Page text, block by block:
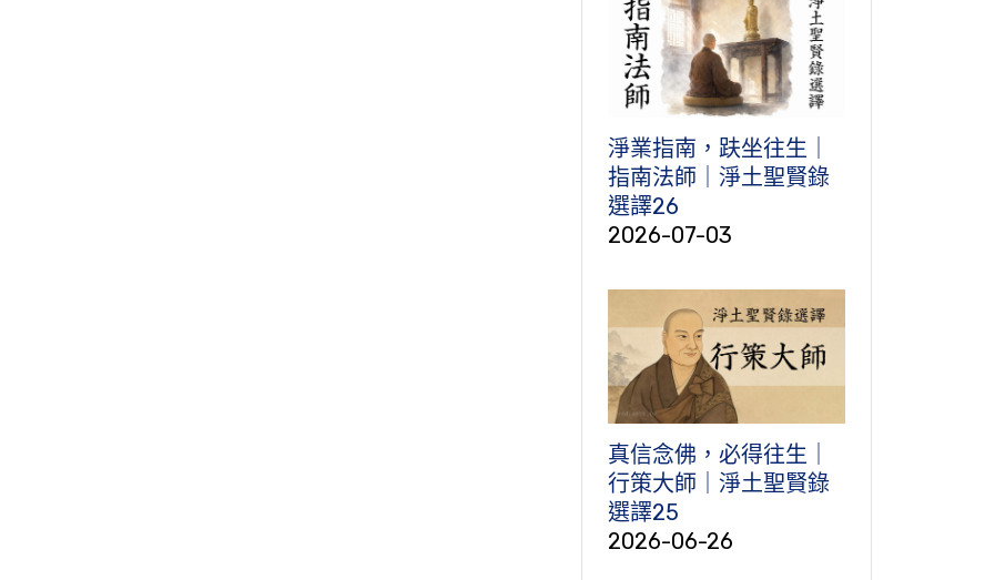
淨業指南，趺坐往生｜
指南法師｜淨土聖賢錄
選譯26
2026-07-03
真信念佛，必得往生｜
行策大師｜淨土聖賢錄
選譯25
2026-06-26